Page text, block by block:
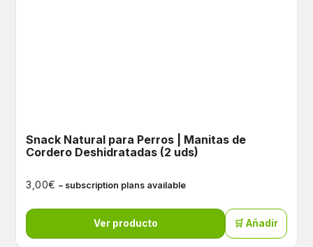
Snack Natural para Perros | Manitas de
Cordero Deshidratadas (2 uds)
3,00€ – subscription plans available
Ver producto 🛒 Añadir